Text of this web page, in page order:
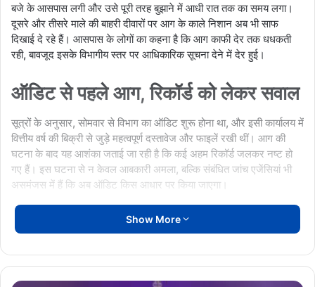
बजे के आसपास लगी और उसे पूरी तरह बुझाने में आधी रात तक का समय लगा।
दूसरे और तीसरे माले की बाहरी दीवारों पर आग के काले निशान अब भी साफ
दिखाई दे रहे हैं। आसपास के लोगों का कहना है कि आग काफी देर तक धधकती
रही, बावजूद इसके विभागीय स्तर पर आधिकारिक सूचना देने में देर हुई।
ऑडिट से पहले आग, रिकॉर्ड को लेकर सवाल
सूत्रों के अनुसार, सोमवार से विभाग का ऑडिट शुरू होना था, और इसी कार्यालय में
वित्तीय वर्ष की बिक्री से जुड़े महत्वपूर्ण दस्तावेज और फाइलें रखी थीं। आग की
घटना के बाद यह आशंका जताई जा रही है कि कई अहम रिकॉर्ड जलकर नष्ट हो
गए हैं। इस घटना से न केवल आबकारी अमला, बल्कि संबंधित जांच एजेंसियां भी
असमंजस में हैं कि अब ऑडिट किस आधार पर किया जाएगा।
पुलिस को सूचना नहीं, विभागीय चुप्पी
हैरानी की बात यह है कि आग की सूचना पुलिस को औपचारिक रूप से नहीं दी गई,
ऐसा अधिकारियों का कहना है। वहीं, आबकारी विभाग के वरिष्ठ अधिकारी इस पूरे
Show More